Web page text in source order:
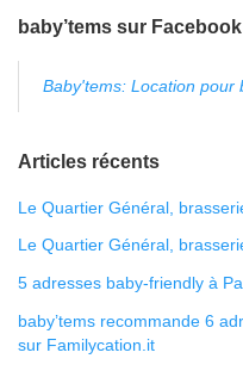
baby’tems sur Facebook
Baby'tems: Location pour
Articles récents
Le Quartier Général,
Le Quartier Général,
5 adresses baby-friendly à
baby’tems recommande 6
sur Familycation.it